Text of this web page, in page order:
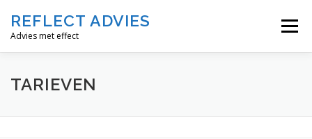
naarREFLECT ADVIES
Advies met effect
Menu
HOME DIENSTEN
TARIEVEN